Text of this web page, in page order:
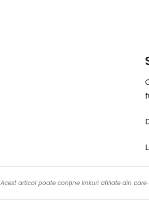
Acest articol poate conține linkuri afiliate din